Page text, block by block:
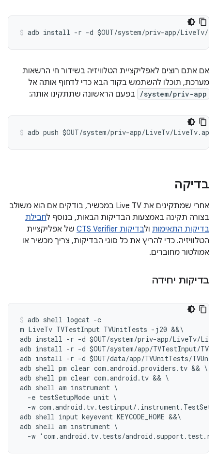
אם אתם רוצים לאפליקציית הטלוויזיה בשידור חי הרשאות
מערכת, תוכלו להשתמש בקוד הבא כדי לדחוף אותה אל
/system/priv-app בפעם הראשונה שתתקינו אותה:
בדיקה
אחרי שמתקינים את Live TV במכשיר, בודקים אם הוא משולב
בצורה תקינה באמצעות הבדיקות הבאות, בנוסף לחבילת
בדיקות התאימות ולבדיקות CTS Verifier
של אפליקציית
הטלוויזיה. כדי להריץ את כל סוגי הבדיקות, צריך מכשיר או
אמולטור מחוברים.
בדיקות יחידה
adb shell logcat -c
m LiveTv TVTestInput TVUnitTests -j20 &&\
adb install -r -d $OUT/system/priv-app/LiveTv/
adb install -r -d $OUT/system/app/TVTestInput/
adb install -r -d $OUT/data/app/TVUnitTests/
adb shell pm clear com.android.providers.tv && \
adb shell pm clear com.android.tv && \
adb shell am instrument \
  -e testSetupMode unit \
-w com.android.tv.testinput/
adb shell input keyevent KEYCODE_HOME &&\
adb shell am instrument \